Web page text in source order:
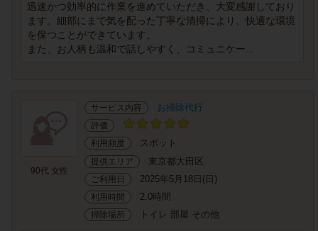
迅速かつ効率的に作業を進めていただき、大変感謝しており
ます。細部にまで気を配った丁寧な清掃により、快適な環境
を保つことができています。
また、お人柄も温和で話しやすく、コミュニケー...
90代 女性
サービス内容 お掃除代行
評価
利用頻度
スポット
提供エリア 東京都大田区
ご利用日 2025年5月18日(日)
利用時間 2.0時間
掃除場所 トイレ 部屋 その他